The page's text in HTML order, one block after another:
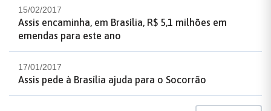
15/02/2017
Assis encaminha, em Brasília, R$ 5,1 milhões em
emendas para este ano
17/01/2017
Assis pede à Brasília ajuda para o Socorrão